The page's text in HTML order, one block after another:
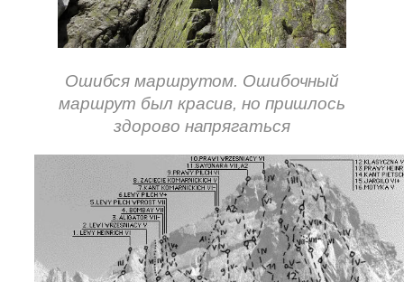
Ошибся маршрутом. Ошибочный
маршрут был красив, но пришлось
здорово напрягаться